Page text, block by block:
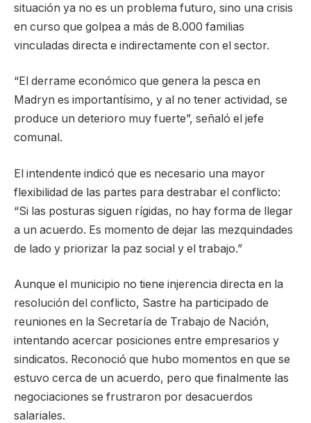
situación ya no es un problema futuro, sino una crisis
en curso que golpea a más de 8.000 familias
vinculadas directa e indirectamente con el sector.
“El derrame económico que genera la pesca en
Madryn es importantísimo, y al no tener actividad, se
produce un deterioro muy fuerte”, señaló el jefe
comunal.
El intendente indicó que es necesario una mayor
flexibilidad de las partes para destrabar el conflicto:
“Si las posturas siguen rígidas, no hay forma de llegar
a un acuerdo. Es momento de dejar las mezquindades
de lado y priorizar la paz social y el trabajo.”
Aunque el municipio no tiene injerencia directa en la
resolución del conflicto, Sastre ha participado de
reuniones en la Secretaría de Trabajo de Nación,
intentando acercar posiciones entre empresarios y
sindicatos. Reconoció que hubo momentos en que se
estuvo cerca de un acuerdo, pero que finalmente las
negociaciones se frustraron por desacuerdos
salariales.